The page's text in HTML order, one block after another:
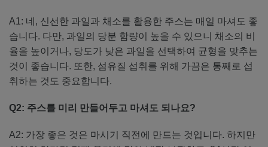
A1: 네, 신선한 과일과 채소를 활용한 주스는 매일 마셔도 좋
습니다. 다만, 과일의 당분 함량이 높을 수 있으니 채소의 비
율을 높이거나, 당도가 낮은 과일을 선택하여 균형을 맞추는
것이 좋습니다. 또한, 섬유질 섭취를 위해 가끔은 통째로 섭
취하는 것도 중요합니다.
Q2: 주스를 미리 만들어두고 마셔도 되나요?
A2: 가장 좋은 것은 마시기 직전에 만드는 것입니다. 하지만